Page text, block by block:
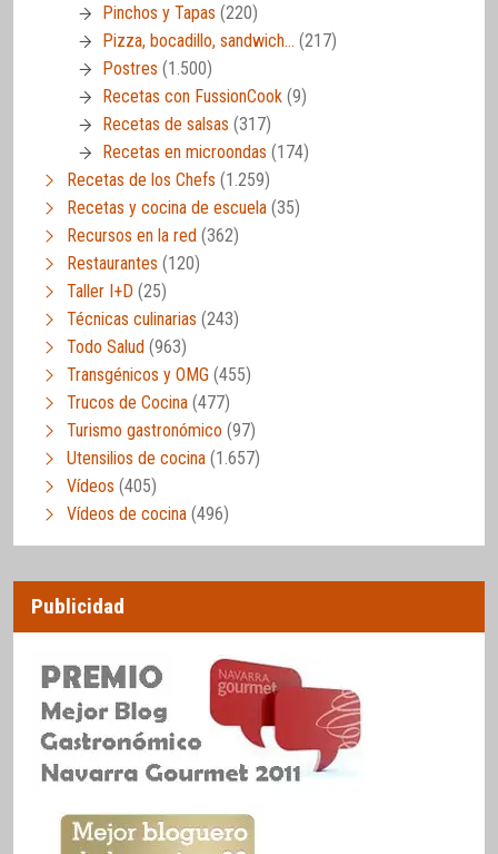
Pinchos y Tapas (220)
Pizza, bocadillo, sandwich… (217)
Postres (1.500)
Recetas con FussionCook (9)
Recetas de salsas (317)
Recetas en microondas (174)
Recetas de los Chefs (1.259)
Recetas y cocina de escuela (35)
Recursos en la red (362)
Restaurantes (120)
Taller I+D (25)
Técnicas culinarias (243)
Todo Salud (963)
Transgénicos y OMG (455)
Trucos de Cocina (477)
Turismo gastronómico (97)
Utensilios de cocina (1.657)
Vídeos (405)
Vídeos de cocina (496)
Publicidad